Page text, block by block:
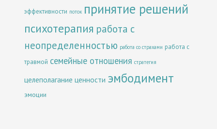
эффективности поток принятие решений
психотерапия работа с
неопределенностью работа со страхами работа с
травмой семейные отношения стратегия
целеполагание ценности эмбодимент
эмоции